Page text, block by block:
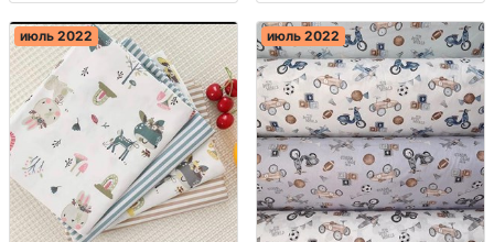
1,7 $.
июль 2022 июль 2022